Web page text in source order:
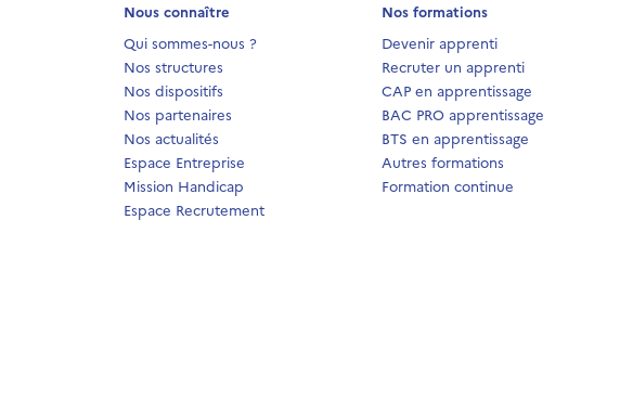
Nous connaître
Qui sommes-nous ?
Nos structures
Nos dispositifs
Nos partenaires
Nos actualités
Espace Entreprise
Mission Handicap
Espace Recrutement
Nos formations
Devenir apprenti
Recruter un apprenti
CAP en apprentissage
BAC PRO apprentissage
BTS en apprentissage
Autres formations
Formation continue